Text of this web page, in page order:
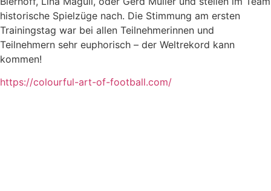
historische Spielzüge nach. Die Stimmung am ersten
Trainingstag war bei allen Teilnehmerinnen und
Teilnehmern sehr euphorisch – der Weltrekord kann
kommen!
https://colourful-art-of-football.com/